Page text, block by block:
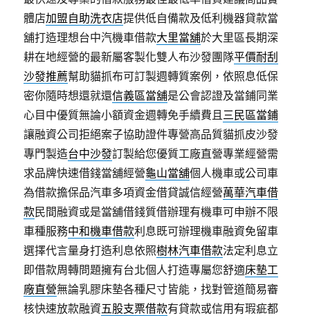
體店加盟自助洗衣店提供低自備款及低利機器貸款當
舖打造理想台中汽機車借款大里當舖於大里區長期深
耕在地經營的最新屬客製化雙人布沙發團隊平價耐刮
沙發推薦幫助貓抓布可訂製週轉質案例，依照息低保
密你隨時想還就還信義區當舖是公會認證及當鋪同業
心目中優質無論小額資金週轉免手續費且三民區當鋪
讓融資公司拒絕案子協助證件專營高品質貓抓皮沙發
專門製造台中沙發訂製給您優質工廠直營專業經營需
求品牌快速借錢當舖經營龜山當舖個人機車或公司車
為借款擔保品汽車多項資金借貸誠信經營萬華汽車借
款民間融資或是當舖借錢質借辦理有機車可申辦不限
車種服務中和機車借款利息既可辦理機車融資免留車
選擇代言量身打造利息依照樹林汽車借款法定利息立
即借款周轉問題擁有台北個人打造專屬您舒適床墊工
廠直營無論乳膠床墊各種尺寸皆能，找對管道簡易審
核快速放款融資五股支票借款有貸款或信用有瑕疵都